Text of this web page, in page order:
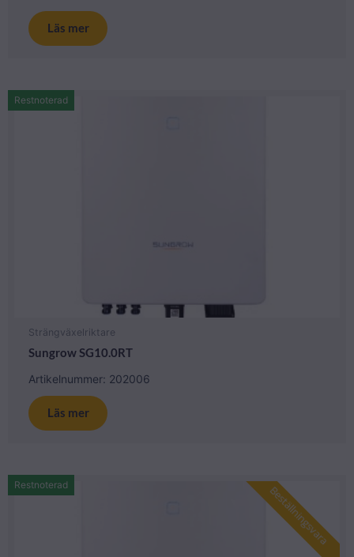
Läs mer
Strängväxelriktare
Sungrow SG10.0RT
Artikelnummer: 202006
Restnoterad
Läs mer
Beställningsvara
Restnoterad